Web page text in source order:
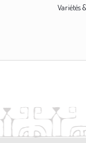
Variétés